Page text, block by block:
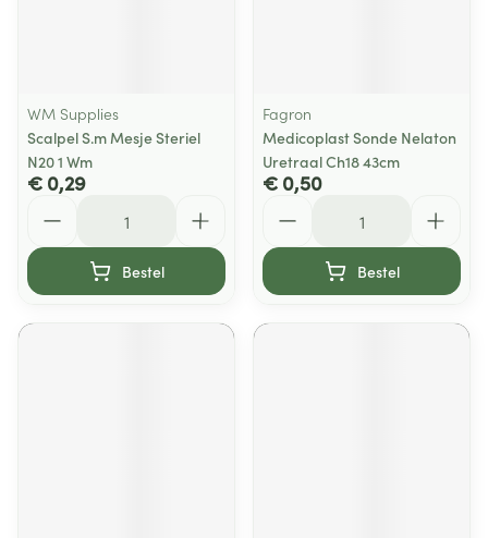
WM Supplies
Scalpel S.m Mesje Steriel
N20 1 Wm
€ 0,29
Bestel
Fagron
Medicoplast Sonde Nelaton
Uretraal Ch18 43cm
€ 0,50
Bestel